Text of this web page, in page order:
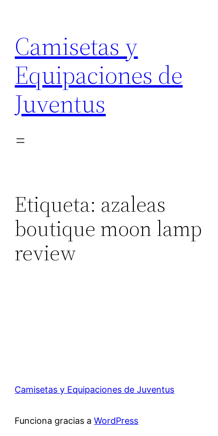
contenido
Camisetas y
Equipaciones de
Juventus
Etiqueta: azaleas
boutique moon lamp
review
Camisetas y Equipaciones de Juventus
Funciona gracias aWordPress